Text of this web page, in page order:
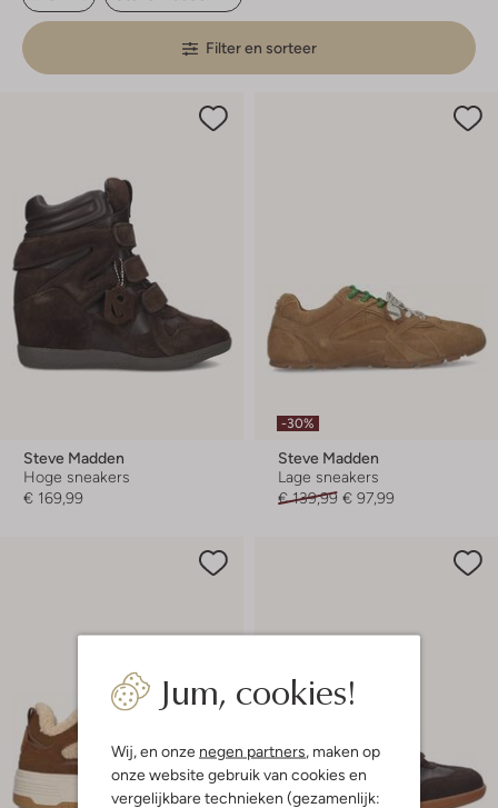
Jum, cookies!
Wij, en onze negen partners, maken op
onze website gebruik van cookies en
vergelijkbare technieken (gezamenlijk:
Filter en sorteer
Steve Madden
Hoge sneakers
€ 169,99
-30%
Steve Madden
Lage sneakers
€ 139,99 € 97,99